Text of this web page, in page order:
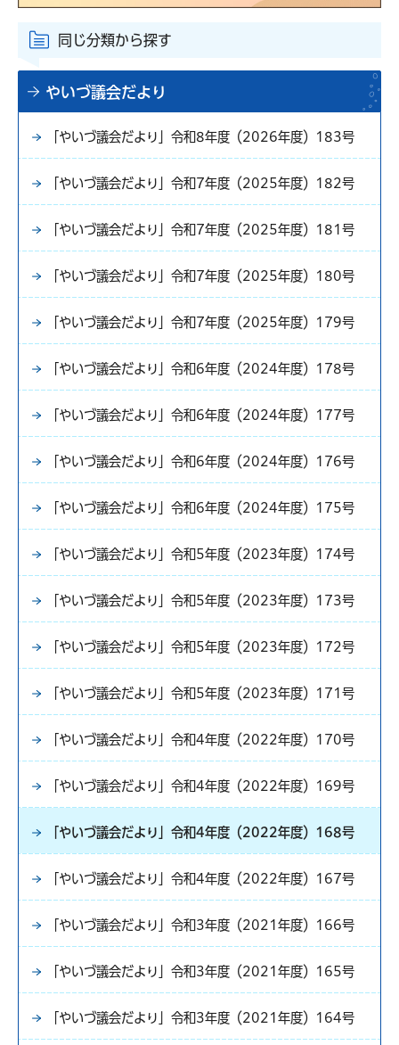
同じ分類から探す
やいづ議会だより
「やいづ議会だより」令和8年度（2026年度）183号
「やいづ議会だより」令和7年度（2025年度）182号
「やいづ議会だより」令和7年度（2025年度）181号
「やいづ議会だより」令和7年度（2025年度）180号
「やいづ議会だより」令和7年度（2025年度）179号
「やいづ議会だより」令和6年度（2024年度）178号
「やいづ議会だより」令和6年度（2024年度）177号
「やいづ議会だより」令和6年度（2024年度）176号
「やいづ議会だより」令和6年度（2024年度）175号
「やいづ議会だより」令和5年度（2023年度）174号
「やいづ議会だより」令和5年度（2023年度）173号
「やいづ議会だより」令和5年度（2023年度）172号
「やいづ議会だより」令和5年度（2023年度）171号
「やいづ議会だより」令和4年度（2022年度）170号
「やいづ議会だより」令和4年度（2022年度）169号
「やいづ議会だより」令和4年度（2022年度）168号
「やいづ議会だより」令和4年度（2022年度）167号
「やいづ議会だより」令和3年度（2021年度）166号
「やいづ議会だより」令和3年度（2021年度）165号
「やいづ議会だより」令和3年度（2021年度）164号